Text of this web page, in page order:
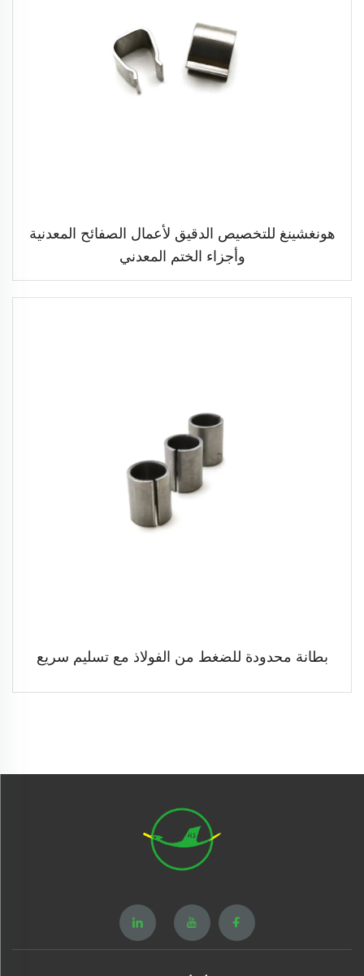
هونغشينغ للتخصيص الدقيق لأعمال الصفائح المعدنية
وأجزاء الختم المعدني
بطانة محدودة للضغط من الفولاذ مع تسليم سريع